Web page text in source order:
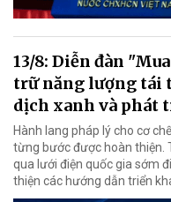
13/8: Diễn đàn
trữ năng lượng tái
dịch xanh và phát
Hành lang pháp lý cho cơ
từng bước được hoàn thiện.
qua lưới điện quốc gia sớm
thiện các hướng dẫn triển